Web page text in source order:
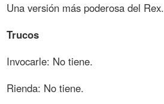
Una versión más poderosa del Rex.
Trucos
Invocarle: No tiene.
Rienda: No tiene.